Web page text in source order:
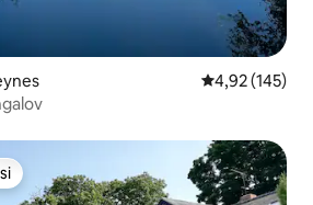
5 üzerinden
4,92 (145)
en beğenilenler arasında